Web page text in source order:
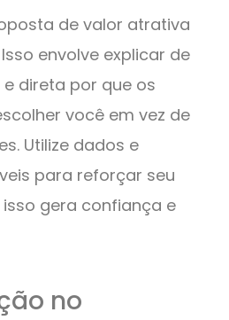
de valor atrativa
Isso envolve explicar de
direta por que os
você em vez de
Utilize dados e
para reforçar seu
gera confiança e
no